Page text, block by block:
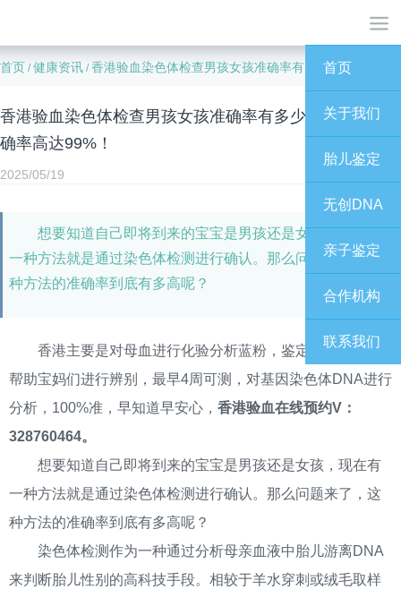
首页
关于我们
胎儿鉴定
无创DNA
亲子鉴定
合作机构
联系我们
首页 /健康资讯 /香港验血染色体检查男孩女孩准确率有多少？专家说准确率高达99%！
香港验血染色体检查男孩女孩准确率有多少？专家说准
确率高达99%！
2025/05/19
想要知道自己即将到来的宝宝是男孩还是女孩，现在有
一种方法就是通过染色体检测进行确认。那么问题来了，这
种方法的准确率到底有多高呢？
香港主要是对母血进行化验分析蓝粉，鉴定胎儿性别，
帮助宝妈们进行辨别，最早4周可测，对基因染色体DNA进行
分析，100%准，早知道早安心， 香港验血在线预约V：
328760464。
想要知道自己即将到来的宝宝是男孩还是女孩，现在有
一种方法就是通过染色体检测进行确认。那么问题来了，这
种方法的准确率到底有多高呢？
染色体检测作为一种通过分析母亲血液中胎儿游离DNA
来判断胎儿性别的高科技手段。相较于羊水穿刺或绒毛取样